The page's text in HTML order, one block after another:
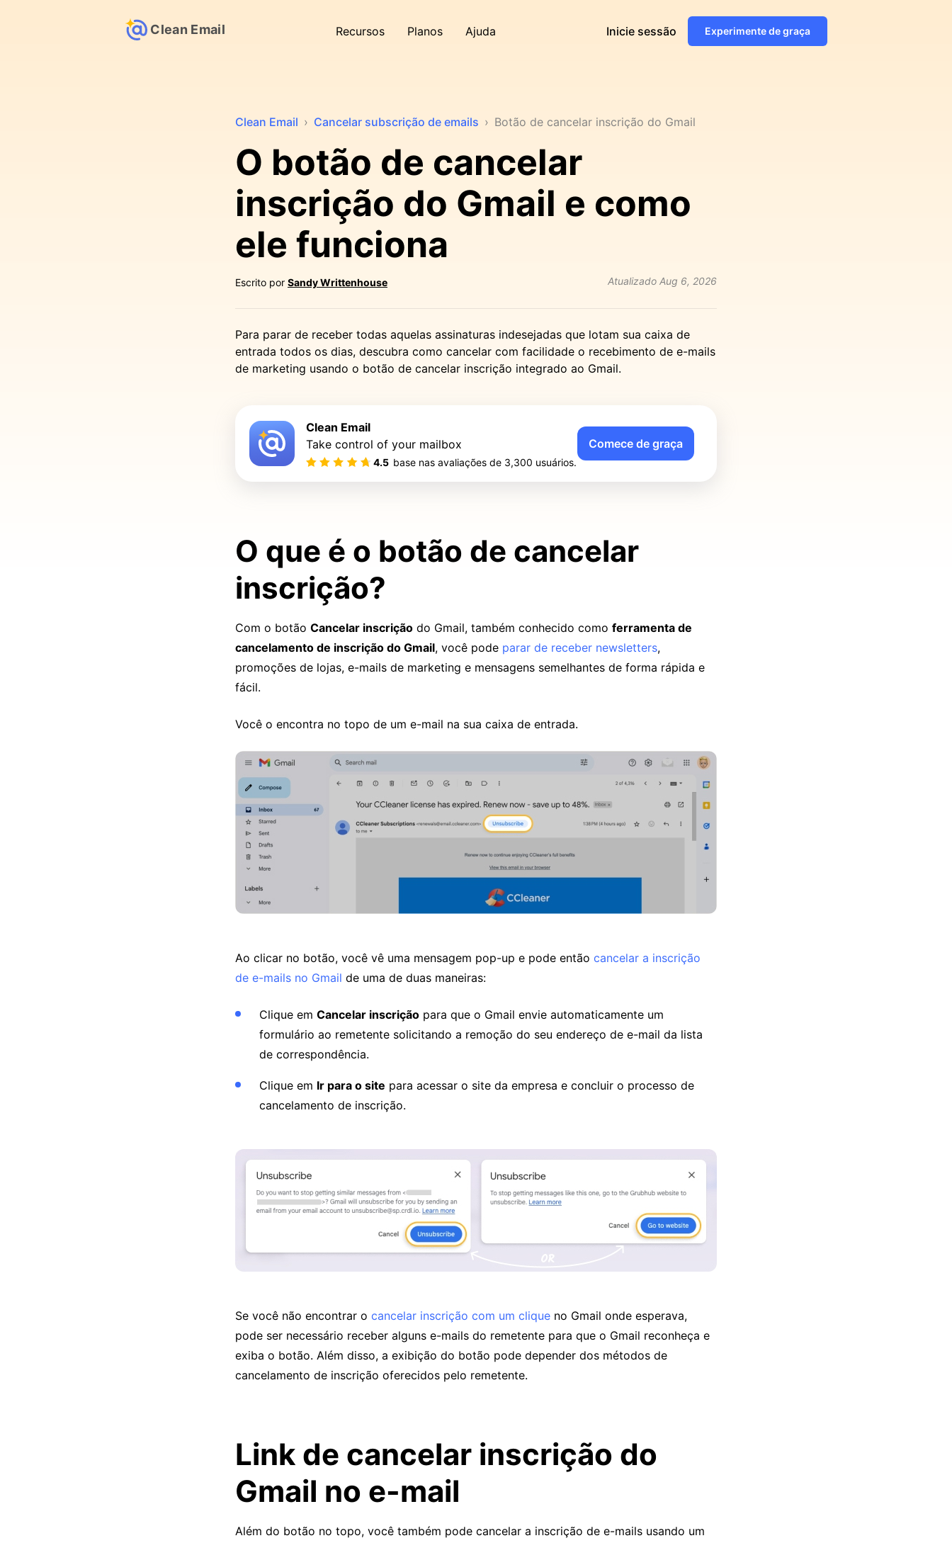
Clean Email Recursos Planos Ajuda Inicie sessão Experimente de graça
Clean Email › Cancelar subscrição de emails › Botão de cancelar inscrição do Gmail
O botão de cancelar
inscrição do Gmail e como
ele funciona
Escrito por Sandy Writtenhouse Atualizado Aug 6, 2026
Para parar de receber todas aquelas assinaturas indesejadas que lotam sua caixa de
entrada todos os dias, descubra como cancelar com facilidade o recebimento de e-mails
de marketing usando o botão de cancelar inscrição integrado ao Gmail.
Clean Email
Take control of your mailbox
4.5 base nas avaliações de 3,300 usuários.
Comece de graça
O que é o botão de cancelar
inscrição?
Com o botão Cancelar inscrição do Gmail, também conhecido como ferramenta de
cancelamento de inscrição do Gmail, você pode parar de receber newsletters,
promoções de lojas, e-mails de marketing e mensagens semelhantes de forma rápida e
fácil.
Você o encontra no topo de um e-mail na sua caixa de entrada.
Ao clicar no botão, você vê uma mensagem pop-up e pode então cancelar a inscrição
de e-mails no Gmail de uma de duas maneiras:
Clique em Cancelar inscrição para que o Gmail envie automaticamente um
formulário ao remetente solicitando a remoção do seu endereço de e-mail da lista
de correspondência.
Clique em Ir para o site para acessar o site da empresa e concluir o processo de
cancelamento de inscrição.
Se você não encontrar o cancelar inscrição com um clique no Gmail onde esperava,
pode ser necessário receber alguns e-mails do remetente para que o Gmail reconheça e
exiba o botão. Além disso, a exibição do botão pode depender dos métodos de
cancelamento de inscrição oferecidos pelo remetente.
Link de cancelar inscrição do
Gmail no e-mail
Além do botão no topo, você também pode cancelar a inscrição de e-mails usando um